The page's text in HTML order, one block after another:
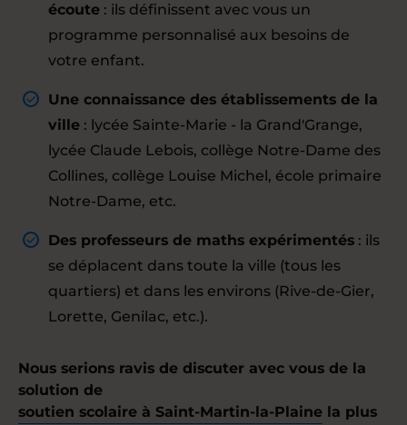
écoute : ils définissent avec vous un
programme personnalisé aux besoins de
votre enfant.
Une connaissance des établissements de la
ville : lycée Sainte-Marie - la Grand'Grange,
lycée Claude Lebois, collège Notre-Dame des
Collines, collège Louise Michel, école primaire
Notre-Dame, etc.
Des professeurs de maths expérimentés : ils
se déplacent dans toute la ville (tous les
quartiers) et dans les environs (Rive-de-Gier,
Lorette, Genilac, etc.).
Nous serions ravis de discuter avec vous de la
solution de
soutien scolaire à Saint-Martin-la-Plaine la plus